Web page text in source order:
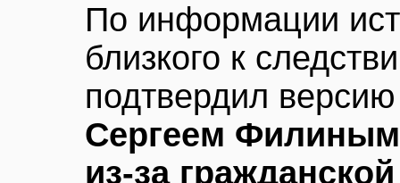
По информации
близкого к
подтвердил
Сергеем
из-за